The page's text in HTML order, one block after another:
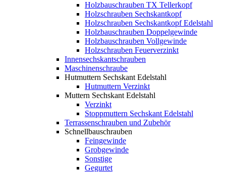
Holzbauschrauben TX Tellerkopf
Holzschrauben Sechskantkopf
Holzschrauben Sechskantkopf Edelstahl
Holzbauschrauben Doppelgewinde
Holzbauschrauben Vollgewinde
Holzschrauben Feuerverzinkt
Innensechskantschrauben
Maschinenschraube
Hutmuttern Sechskant Edelstahl
Hutmuttern Verzinkt
Muttern Sechskant Edelstahl
Verzinkt
Stoppmuttern Sechskant Edelstahl
Terrassenschrauben und Zubehör
Schnellbauschrauben
Feingewinde
Grobgewinde
Sonstige
Gegurtet